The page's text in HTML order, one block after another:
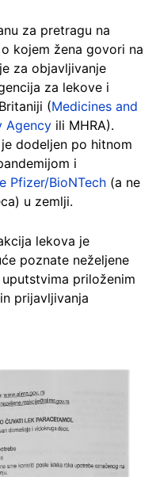
za pretragu na
o kojem žena govori na
za objavljivanje
za lekove i
(Medicines and
Agency ili MHRA).
dodeljen po hitnom
i
Pfizer/BioNTech (a ne
u zemlji.
lekova je
poznate neželjene
priloženim
prijavljivanja